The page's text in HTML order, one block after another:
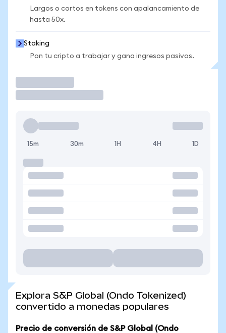
Largos o cortos en tokens con apalancamiento de
hasta 50x.
Staking
Pon tu cripto a trabajar y gana ingresos pasivos.
15m 30m 1H 4H 1D
Explora S&P Global (Ondo Tokenized)
convertido a monedas populares
Precio de conversión de S&P Global (Ondo